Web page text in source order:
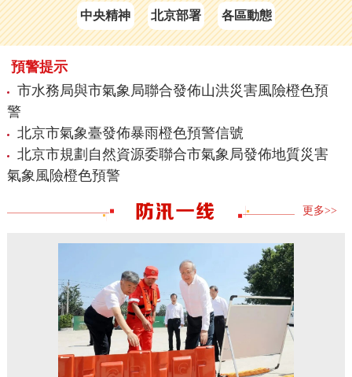
中央精神 北京部署 各區動態
預警提示
市水務局與市氣象局聯合發佈山洪災害風險橙色預
警
北京市氣象臺發佈暴雨橙色預警信號
北京市規劃自然資源委聯合市氣象局發佈地質災害
氣象風險橙色預警
更多>>